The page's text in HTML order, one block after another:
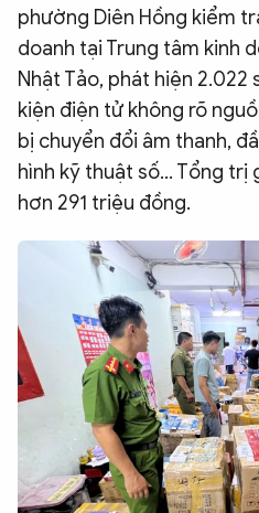
eMagazine
Video
Infographic
Chuyên trang An ninh thế giới Văn
Chuyên đề
phường Diên Hồng kiểm
doanh tại Trung tâm kinh
Nhật Tảo, phát hiện 2.022
kiện điện tử không rõ
bị chuyển đổi âm thanh,
hình kỹ thuật số... Tổng trị
hơn 291 triệu đồng.